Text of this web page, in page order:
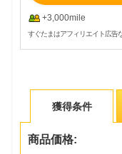
+3,000mile
すぐたまはアフィリエイト広告
獲得条件
商品価格: